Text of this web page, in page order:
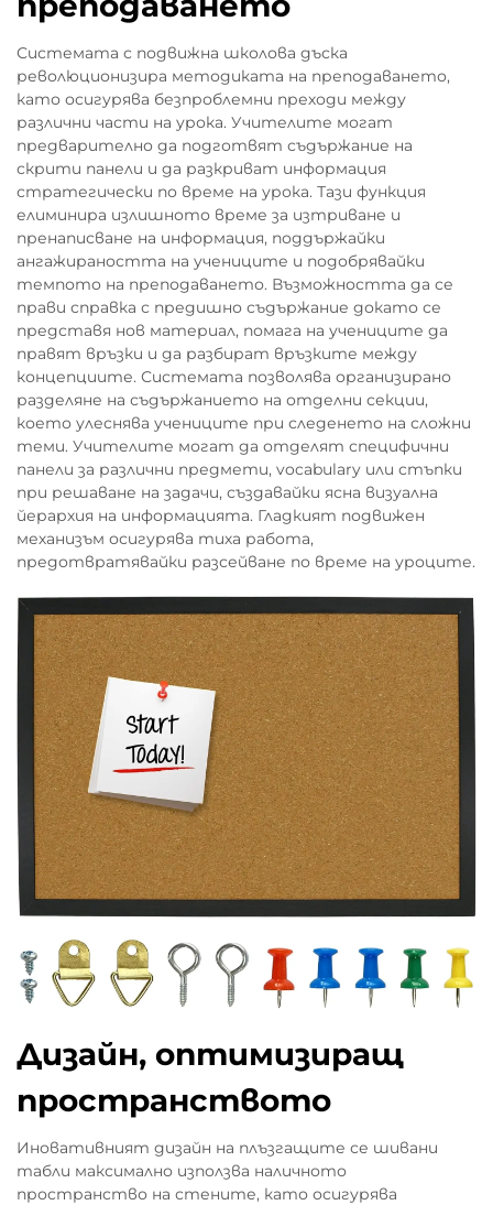
Системата с подвижна школова дъска
революционизира методиката на преподаването,
като осигурява безпроблемни преходи между
различни части на урока. Учителите могат
предварително да подготвят съдържание на
скрити панели и да разкриват информация
стратегически по време на урока. Тази функция
елиминира излишното време за изтриване и
пренаписване на информация, поддържайки
ангажираността на учениците и подобрявайки
темпото на преподаването. Възможността да се
прави справка с предишно съдържание докато се
представя нов материал, помага на учениците да
правят връзки и да разбират връзките между
концепциите. Системата позволява организирано
разделяне на съдържанието на отделни секции,
което улеснява учениците при следенето на сложни
теми. Учителите могат да отделят специфични
панели за различни предмети, vocabulary или стъпки
при решаване на задачи, създавайки ясна визуална
йерархия на информацията. Гладкият подвижен
механизъм осигурява тиха работа,
предотвратявайки разсейване по време на уроците.
Дизайн, оптимизиращ
пространството
Иновативният дизайн на плъзгащите се шивани
табли максимално използва наличното
пространство на стените, като осигурява